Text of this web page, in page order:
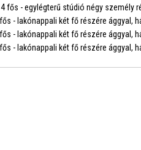
4 fős - egylégterű stúdió négy személy
- lakónappali két fő részére ággyal,
- lakónappali két fő részére ággyal,
- lakónappali két fő részére ággyal,